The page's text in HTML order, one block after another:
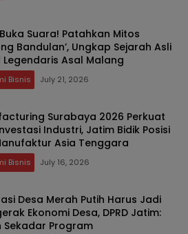
Buka Suara! Patahkan Mitos
Bandulan’, Ungkap Sejarah Asli
Legendaris Asal Malang
Bisnis July 21, 2026
Surabaya 2026 Perkuat
Industri, Jatim Bidik Posisi
Asia Tenggara
Bisnis July 16, 2026
Desa Merah Putih Harus Jadi
Ekonomi Desa, DPRD Jatim:
Sekadar Program